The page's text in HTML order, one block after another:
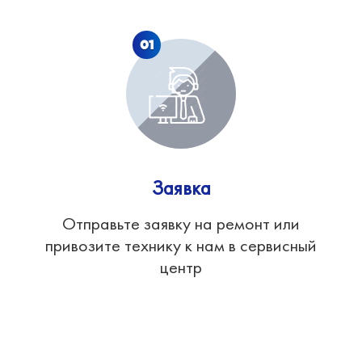
01
Заявка
Отправьте заявку на ремонт или
привозите технику к нам в сервисный
центр